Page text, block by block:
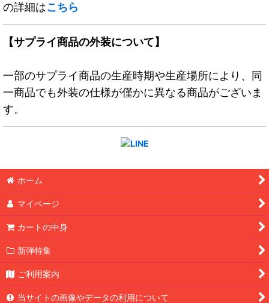
の詳細はこちら
【サプライ商品の外装について】
一部のサプライ商品の生産時期や生産場所により、同
一商品でも外装の仕様が僅かに異なる商品がございま
す。
ホーム
マイページ
カートの中身
新弾特集
ご利用案内
当サイトの画像やデータの利用について